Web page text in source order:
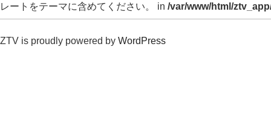
レートをテーマに含めてください。 in /var/www/html/
ZTV is proudly powered by WordPress